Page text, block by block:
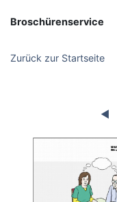
Broschürenservice
Zurück zur Startseite